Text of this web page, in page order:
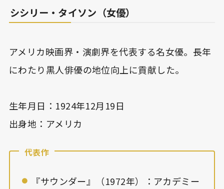
シシリー・タイソン（女優）
アメリカ映画界・演劇界を代表する名女優。長年
にわたり黒人俳優の地位向上に貢献した。
生年月日：1924年12月19日
出身地：アメリカ
代表作
『サウンダー』（1972年）：アカデミー